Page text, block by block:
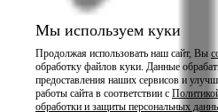
Мы используем куки
Продолжая использовать наш сайт, Вы
обработку файлов куки. Данные
предоставления наших сервисов и
работы сайта в соответствии с
обработки и защиты персональных